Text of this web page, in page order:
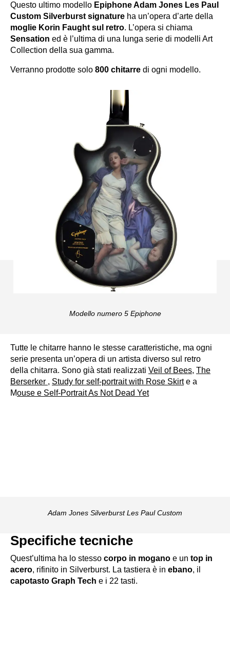
Questo ultimo modello Epiphone Adam Jones Les Paul
Custom Silverburst signature ha un’opera d’arte della
moglie Korin Faught sul retro. L’opera si chiama
Sensation ed è l’ultima di una lunga serie di modelli Art
Collection della sua gamma.
Verranno prodotte solo 800 chitarre di ogni modello.
Modello numero 5 Epiphone
Tutte le chitarre hanno le stesse caratteristiche, ma ogni
serie presenta un’opera di un artista diverso sul retro
della chitarra. Sono già stati realizzati Veil of Bees, The
Berserker , Study for self-portrait with Rose Skirte a
Mouse e Self-Portrait As Not Dead Yet
Adam Jones Silverburst Les Paul Custom
Specifiche tecniche
Quest’ultima ha lo stesso corpo in mogano e un top in
acero, rifinito in Silverburst. La tastiera è in ebano, il
capotasto Graph Tech e i 22 tasti.